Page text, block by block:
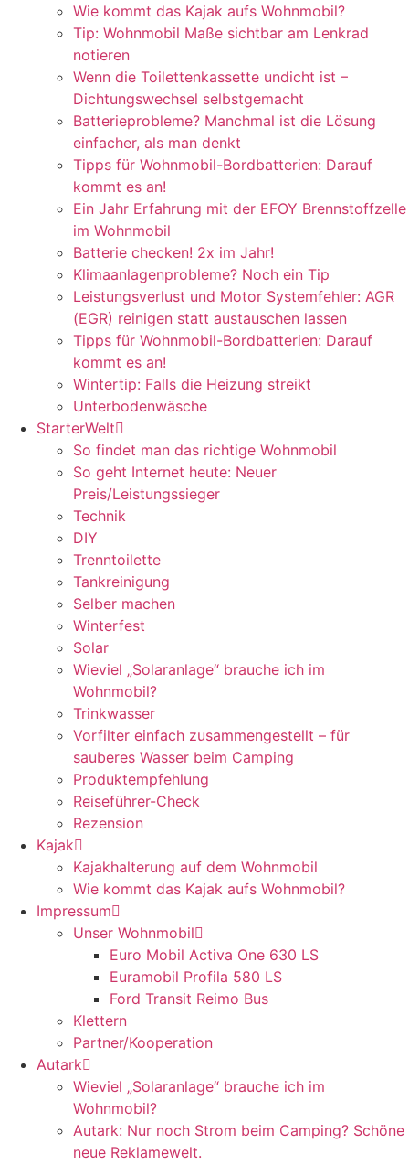
Wie kommt das Kajak aufs Wohnmobil?
Tip: Wohnmobil Maße sichtbar am Lenkrad
notieren
Wenn die Toilettenkassette undicht ist –
Dichtungswechsel selbstgemacht
Batterieprobleme? Manchmal ist die Lösung
einfacher, als man denkt
Tipps für Wohnmobil-Bordbatterien: Darauf
kommt es an!
Ein Jahr Erfahrung mit der EFOY Brennstoffzelle
im Wohnmobil
Batterie checken! 2x im Jahr!
Klimaanlagenprobleme? Noch ein Tip
Leistungsverlust und Motor Systemfehler: AGR
(EGR) reinigen statt austauschen lassen
Tipps für Wohnmobil-Bordbatterien: Darauf
kommt es an!
Wintertip: Falls die Heizung streikt
Unterbodenwäsche
StarterWelt
So findet man das richtige Wohnmobil
So geht Internet heute: Neuer
Preis/Leistungssieger
Technik
DIY
Trenntoilette
Tankreinigung
Selber machen
Winterfest
Solar
Wieviel „Solaranlage“ brauche ich im
Wohnmobil?
Trinkwasser
Vorfilter einfach zusammengestellt – für
sauberes Wasser beim Camping
Produktempfehlung
Reiseführer-Check
Rezension
Kajak
Kajakhalterung auf dem Wohnmobil
Wie kommt das Kajak aufs Wohnmobil?
Impressum
Unser Wohnmobil
Euro Mobil Activa One 630 LS
Euramobil Profila 580 LS
Ford Transit Reimo Bus
Klettern
Partner/Kooperation
Autark
Wieviel „Solaranlage“ brauche ich im
Wohnmobil?
Autark: Nur noch Strom beim Camping? Schöne
neue Reklamewelt.